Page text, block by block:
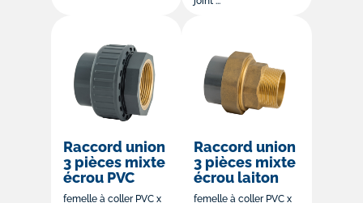
Raccord union
3 pièces mixte
écrou PVC
femelle à coller PVC x
Raccord union
3 pièces mixte
écrou laiton
femelle à coller PVC x